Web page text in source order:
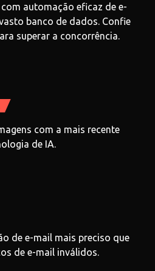
automação eficaz de e-
banco de dados. Confie
superar a concorrência.
com a mais recente
de IA.
de e-mail mais preciso que
de e-mail inválidos.